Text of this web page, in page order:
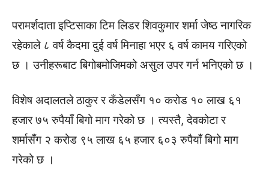
परामर्शदाता इप्टिसाका टिम लिडर शिवकुमार शर्मा जेष्ठ नागरिक
रहेकाले ८ वर्ष कैदमा दुई वर्ष मिनाहा भएर ६ वर्ष कामय गरिएको
छ । उनीहरूबाट बिगोबमोजिमको असुल उपर गर्न भनिएको छ ।
विशेष अदालतले ठाकुर र कँडेलसँग १० करोड १० लाख ६१
हजार ७५ रुपैयाँ बिगो माग गरेको छ । त्यस्तै, देवकोटा र
शर्मासँग २ करोड ९५ लाख ६५ हजार ६०३ रुपैयाँ बिगो माग
गरेको छ ।